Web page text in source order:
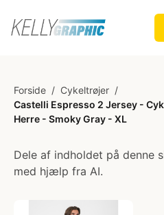
Forside / Cykeltrøjer /
Castelli Espresso 2 Jersey -
Herre - Smoky Gray - XL
Dele af indholdet på denne
med hjælp fra AI.